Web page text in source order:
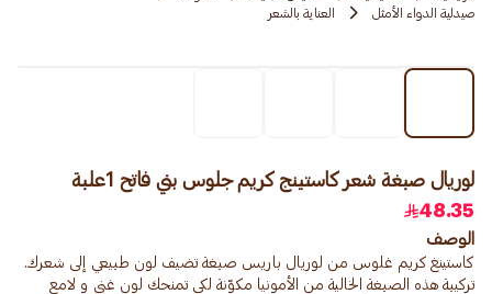
صيدلية الدواء الأمثل
العناية بالشعر
لوريال صبغة شعر كاستينج كريم جلوس بني فاتح 1علبة
48.35
الوصف
تركيبة هذه الصبغة الخالية من الأمونيا مكوّنة لكي تمنحك لون غني و لامع